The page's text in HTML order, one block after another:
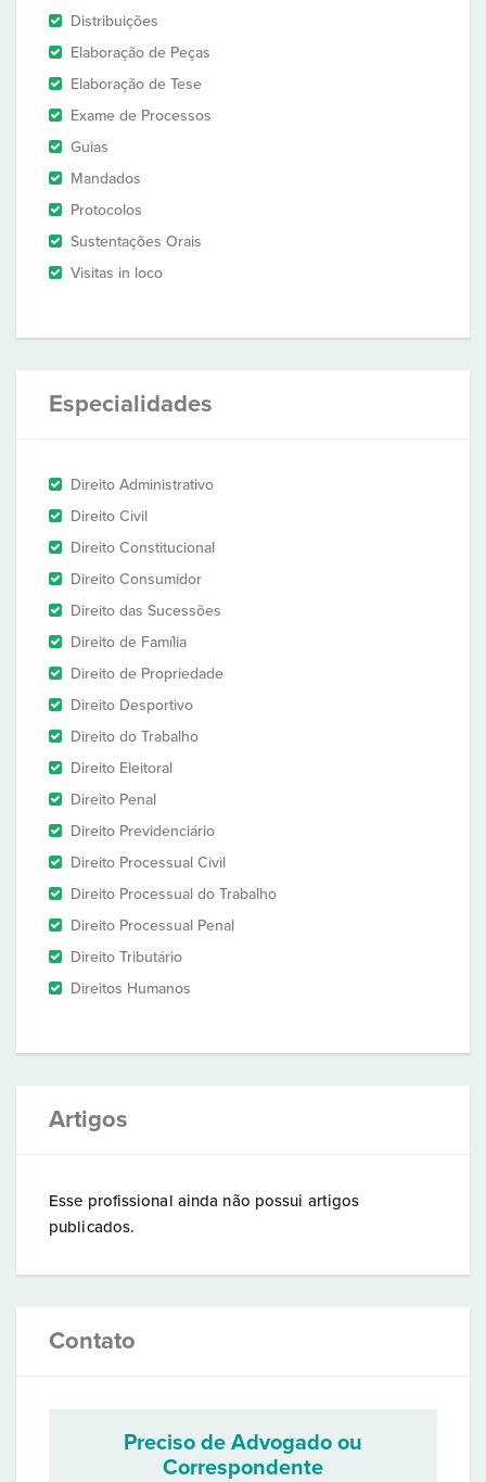
Distribuições
Elaboração de Peças
Elaboração de Tese
Exame de Processos
Guias
Mandados
Protocolos
Sustentações Orais
Visitas in loco
Especialidades
Direito Administrativo
Direito Civil
Direito Constitucional
Direito Consumidor
Direito das Sucessões
Direito de Família
Direito de Propriedade
Direito Desportivo
Direito do Trabalho
Direito Eleitoral
Direito Penal
Direito Previdenciário
Direito Processual Civil
Direito Processual do Trabalho
Direito Processual Penal
Direito Tributário
Direitos Humanos
Artigos
Esse profissional ainda não possui artigos
publicados.
Contato
Preciso de Advogado ou
Correspondente